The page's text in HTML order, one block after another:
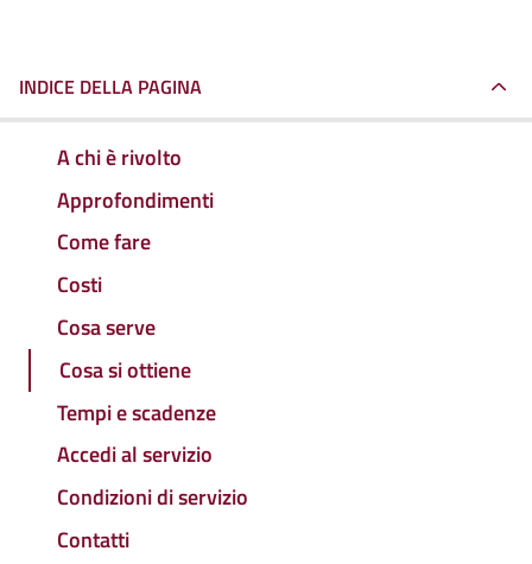
INDICE DELLA PAGINA
A chi è rivolto
Approfondimenti
Come fare
Costi
Cosa serve
Cosa si ottiene
Tempi e scadenze
Accedi al servizio
Condizioni di servizio
Contatti